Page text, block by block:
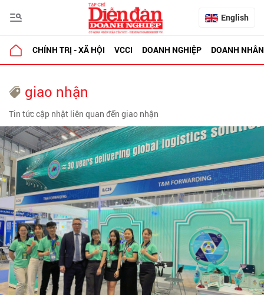
English
CHÍNH TRỊ - XÃ HỘI VCCI DOANH NGHIỆP DOANH NHÂN
giao nhận
Tin tức cập nhật liên quan đến giao nhận